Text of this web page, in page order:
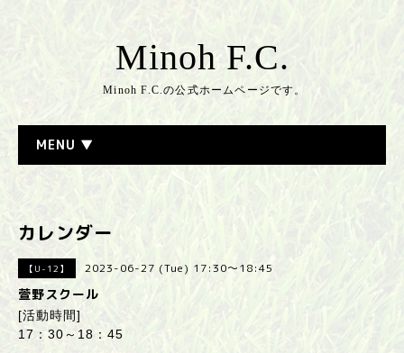
Minoh F.C.
Minoh F.C.の公式ホームページです。
MENU ▼
カレンダー
【U-12】 2023-06-27 (Tue) 17:30～18:45
萱野スクール
[活動時間]
17：30～18：45